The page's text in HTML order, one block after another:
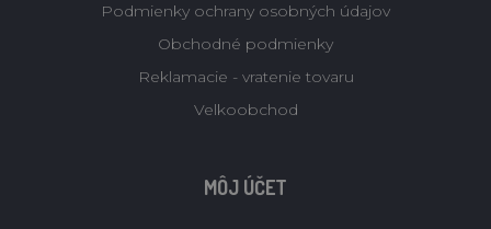
Podmienky ochrany osobných údajov
Obchodné podmienky
Reklamacie - vratenie tovaru
Velkoobchod
MÔJ ÚČET